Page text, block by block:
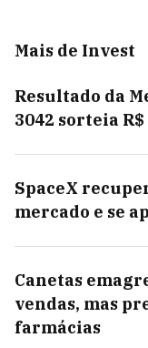
Mais de Invest
Resultado da
3042 sorteia
SpaceX
mercado e se
Canetas
vendas, mas
farmácias